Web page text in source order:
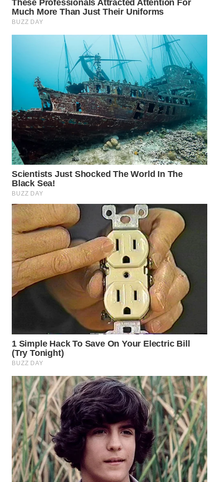
WN
KUNINGAN
WN
SUBANG
WN
SUKABUMI
WN
PURWAKARTA
WN
PRIANGAN
TIMUR
WN
SEMARANG
WN
SOLO
WN
MADURA
WN
SURABAYA
WN
NATUNA
WN
BINTAN